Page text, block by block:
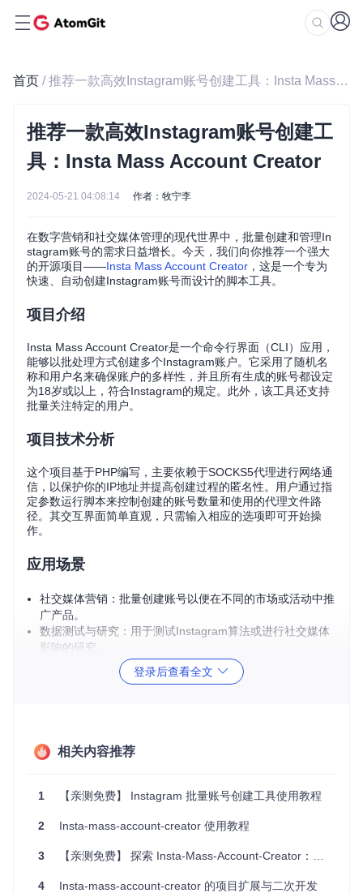
首页 / 推荐一款高效Instagram账号创建工具：Insta Mass Account Creator
推荐一款高效Instagram账号创建工
具：Insta Mass Account Creator
2024-05-21 04:08:14 作者：牧宁李
在数字营销和社交媒体管理的现代世界中，批量创建和管理In
stagram账号的需求日益增长。今天，我们向你推荐一个强大
的开源项目——Insta Mass Account Creator ，这是一个专为
快速、自动创建Instagram账号而设计的脚本工具。
项目介绍
Insta Mass Account Creator是一个命令行界面（CLI）应用，
能够以批处理方式创建多个Instagram账户。它采用了随机名
称和用户名来确保账户的多样性，并且所有生成的账号都设定
为18岁或以上，符合Instagram的规定。此外，该工具还支持
批量关注特定的用户。
项目技术分析
这个项目基于PHP编写，主要依赖于SOCKS5代理进行网络通
信，以保护你的IP地址并提高创建过程的匿名性。用户通过指
定参数运行脚本来控制创建的账号数量和使用的代理文件路
径。其交互界面简单直观，只需输入相应的选项即可开始操
作。
应用场景
社交媒体营销：批量创建账号以便在不同的市场或活动中推
广产品。
数据测试与研究：用于测试Instagram算法或进行社交媒体
影响的研究。
自动化管理：结合其他工具，实现账号的自动化管理和维
高效批量创建：一次可以创建多个账号，大大节省了手动
加了账号的真实感。
多功能：不仅限于创建账号，还能进行批量关注功能。
贡献友好：欢迎社区成员提交改进和新功能，共同完善项
登录后查看全文
相关内容推荐
1 【亲测免费】 Instagram 批量账号创建工具使用教程
2 Insta-mass-account-creator 使用教程
3 【亲测免费】 探索 Insta-Mass-Account-Creator：批量创建Instagram账户的利器
4 Insta-mass-account-creator 的项目扩展与二次开发